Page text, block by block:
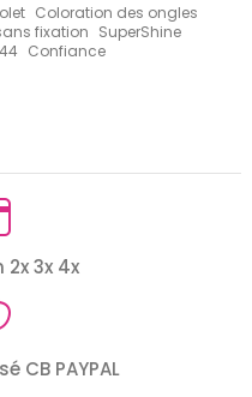
Coloration des ongles
fixation SuperShine
Confiance
3x 4x
CB PAYPAL